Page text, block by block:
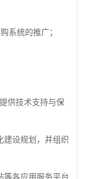
系统的推广；
供技术支持与保
建设规划，并组织
等各应用服务平台